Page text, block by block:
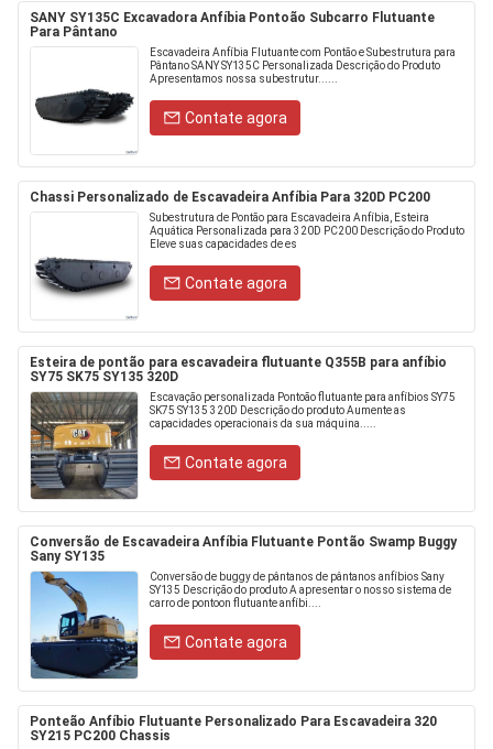
SANY SY135C Excavadora Anfíbia Pontoão Subcarro Flutuante
Para Pântano
Escavadeira Anfíbia Flutuante com Pontão e Subestrutura para
Pântano SANY SY135C Personalizada Descrição do Produto
Apresentamos nossa subestrutur......
Contate agora
Chassi Personalizado de Escavadeira Anfíbia Para 320D PC200
Subestrutura de Pontão para Escavadeira Anfíbia, Esteira
Aquática Personalizada para 320D PC200 Descrição do Produto
Eleve suas capacidades de es
Contate agora
Esteira de pontão para escavadeira flutuante Q355B para anfíbio
SY75 SK75 SY135 320D
Escavação personalizada Pontoão flutuante para anfíbios SY75
SK75 SY135 320D Descrição do produto Aumente as
capacidades operacionais da sua máquina.....
Contate agora
Conversão de Escavadeira Anfíbia Flutuante Pontão Swamp Buggy
Sany SY135
Conversão de buggy de pântanos de pântanos anfíbios Sany
SY135 Descrição do produto A apresentar o nosso sistema de
carro de pontoon flutuante anfíbi....
Contate agora
Ponteão Anfíbio Flutuante Personalizado Para Escavadeira 320
SY215 PC200 Chassis